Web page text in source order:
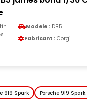
Modele : DB5
Fabricant : Corgi
919 Spark Porsche 919 Spark